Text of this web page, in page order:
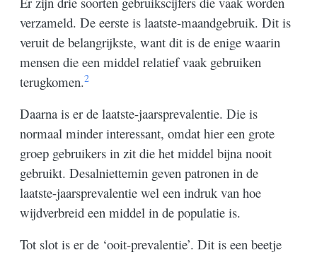
verzameld. De eerste is laatste-maandgebruik. Dit is
veruit de belangrijkste, want dit is de enige waarin
mensen die een middel relatief vaak gebruiken
terugkomen.2
Daarna is er de laatste-jaarsprevalentie. Die is
normaal minder interessant, omdat hier een grote
groep gebruikers in zit die het middel bijna nooit
gebruikt. Desalniettemin geven patronen in de
laatste-jaarsprevalentie wel een indruk van hoe
wijdverbreid een middel in de populatie is.
Tot slot is er de ‘ooit-prevalentie’. Dit is een beetje